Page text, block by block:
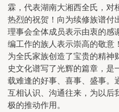
霖，代表湖南大湘西全氏，对
热烈的祝贺！向为续修族谱付
理事会全体成员表示由衷的感
编工作的族人表示崇高的敬意
为全氏家族创造了宝贵的精神
史文化谱写了光辉的篇章，是
载难逢的好事、喜事、盛事。
互相认识、沟通往来，为以后
极的推动作用。